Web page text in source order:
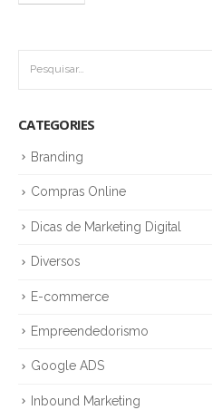
CATEGORIES
Branding
Compras Online
Dicas de Marketing Digital
Diversos
E-commerce
Empreendedorismo
Google ADS
Inbound Marketing